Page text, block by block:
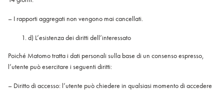
– I rapporti aggregati non vengono mai cancellati.
d) L’esistenza dei diritti dell’interessato
Poiché Matomo tratta i dati personali sulla base di un consenso espresso,
l’utente può esercitare i seguenti diritti:
– Diritto di accesso: l’utente può chiedere in qualsiasi momento di accedere